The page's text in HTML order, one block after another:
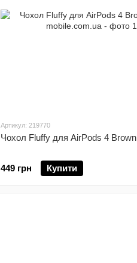
Артикул: 219770
Чохол Fluffy для AirPods 4 Brown
449 грн Купити